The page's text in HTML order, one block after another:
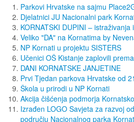
Parkovi Hrvatske na sajmu
Djelatnici JU Nacionalni park
KORNATSKI DUPINI –
Veliko "DA" na Kornatima by
NP Kornati u projektu SISTERS
Učenici OŠ Kistanje zaplovili
DANI KORNATSKE JANJETINE
Prvi Tjedan parkova Hrvatske od
Škola u prirodi u NP Kornati
Akcija čišćenja podmorja
Izrađen LOGO Savjeta za razvoj
području Nacionalnog parka